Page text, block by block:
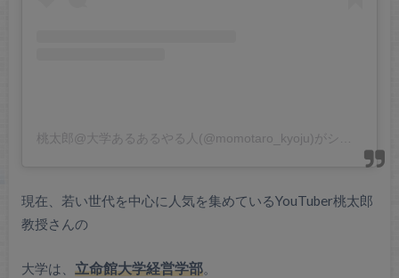
現在、若い世代を中心に人気を集めているYouTuber桃太郎
教授さんの
大学は、 立命館大学経営学部。